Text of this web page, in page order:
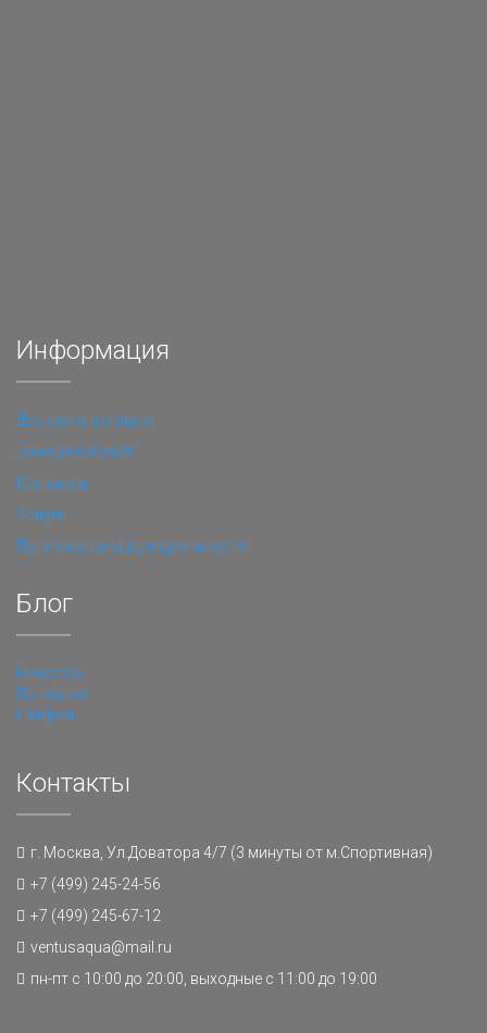
Информация
Доставка и оплата
Личный кабинет
Контакты
Услуги
Политика конфиденциальности
Блог
Новости
Полезное
Галерея
Контакты
г. Москва, Ул.Доватора 4/7 (3 минуты от м.Спортивная)
+7 (499) 245-24-56
+7 (499) 245-67-12
ventusaqua@mail.ru
пн-пт с 10:00 до 20:00, выходные с 11:00 до 19:00